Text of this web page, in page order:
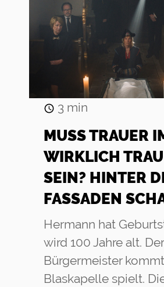
3 min
MUSS TRAUER
WIRKLICH
SEIN? HINTER
FASSADEN
Hermann hat
wird 100 Jahre alt. Der
Bürgermeister
Blaskapelle spielt.